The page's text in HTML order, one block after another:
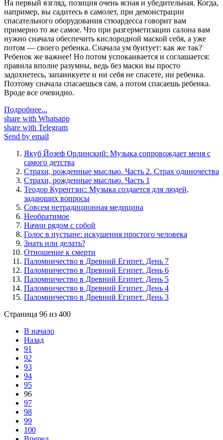
На первый взгляд, позиция очень ясная и убедительная. Когда,
например, вы садитесь в самолет, при демонстрации
спасательного оборудования стюардесса говорит вам
примерно то же самое. Что при разгерметизации салона вам
нужно сначала обеспечить кислородной маской себя, а уже
потом — своего ребенка. Сначала ум бунтует: как же так?
Ребенок же важнее! Но потом успокаивается и соглашается:
правила вполне разумны, ведь без маски вы просто
задохнетесь, запаникуете и ни себя не спасете, ни ребенка.
Поэтому сначала спасаешься сам, а потом спасаешь ребенка.
Вроде все очевидно.
Подробнее...
share with Whatsapp
share with Telegram
Send by email
Якуб Йозеф Орлинский: Музыка сопровождает меня с
самого детства
Страхи, рожденные мыслью. Часть 2. Страх одиночества
Страхи, рожденные мыслью. Часть 1
Теодор Курентзис: Музыка создается для людей,
задающих вопросы
Совсем нетрадиционная медицина
Необратимое
Начни рядом с собой
Голос в пустыне: искушения простого человека
Знать или делать?
Отношение к смерти
Паломничество в Древний Египет. День 7
Паломничество в Древний Египет. День 6
Паломничество в Древний Египет. День 5
Паломничество в Древний Египет. День 4
Паломничество в Древний Египет. День 3
Страница 96 из 400
В начало
Назад
91
92
93
94
95
96
97
98
99
100